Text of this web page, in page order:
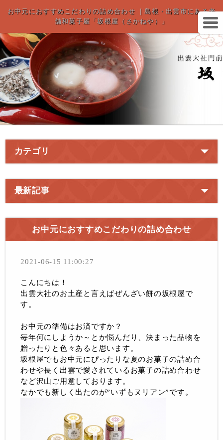
お中元におすすめこだわりの詰め合わせ ｜島根・出雲市にある老
舗和菓子屋「坂根屋（さかねや）」
カテゴリ
最新記事
お中元におすすめこだわりの詰め合わせ
2021-06-15 11:00:27
こんにちは！
出雲大社のお土産と言えばぜんざい餅の坂根屋で
す。
お中元の準備はお済ですか？
毎年何にしようか～とか悩んだり、決まった品物を
贈ったりと色々あると思います。
坂根屋でもお中元にぴったりな夏のお菓子の詰め合
わせや長く出雲で愛されているお菓子の詰め合わせ
など沢山ご用意しております。
なかでも新しく出たのが”いずもヌリアン”です。